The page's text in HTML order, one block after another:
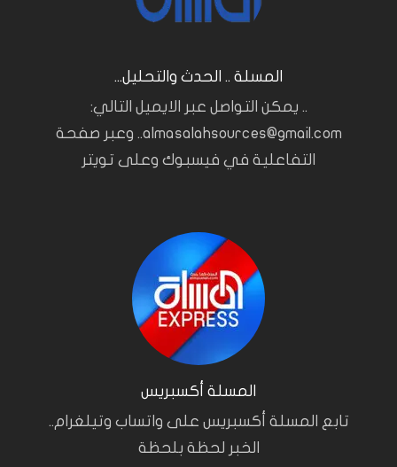
المسلة .. الحدث والتحليل...
.. يمكن التواصل عبر الايميل التالي:
almasalahsources@gmail.com.. وعبر صفحة
التفاعلية في فيسبوك وعلى تويتر
المسلة أكسبريس
تابع المسلة أكسبريس على واتساب وتيلغرام..
الخبر لحظة بلحظة